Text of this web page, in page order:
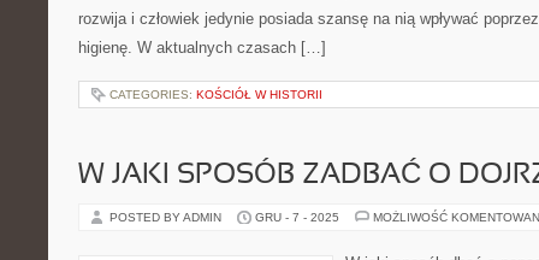
rozwija i człowiek jedynie posiada szansę na nią wpływać
higienę. W aktualnych czasach […]
CATEGORIES: KOŚCIÓŁ W HISTORII
W JAKI SPOSÓB ZADBAĆ O
POSTED BY ADMIN GRU - 7 - 2025 MOŻLIWOŚĆ